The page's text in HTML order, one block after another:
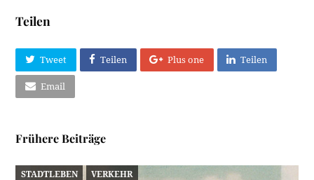
Teilen
Tweet Teilen Plus one Teilen
Email
Frühere Beiträge
STADTLEBEN VERKEHR